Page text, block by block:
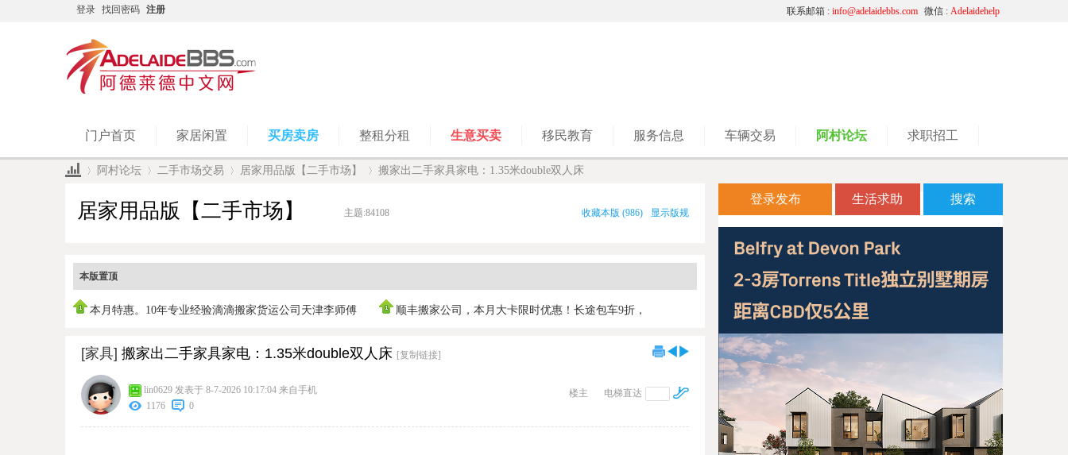
登录 找回密码 注册 微信 : Adelaidehelp
联系邮箱 : info@adelaidebbs.com
门户首页 家居闲置 买房卖房 整租分租 生意买卖 移民教育 服务信息 车辆交易 阿村论坛 求职招工
阿村论坛 二手市场交易 居家用品版【二手市场】 搬家出二手家具家电：1.35米double双人床
居家用品版【二手市场】 主题:84108 显示版规
收藏本版 (986)
本版置顶
本月特惠。10年专业经验滴滴搬家货运公司天津李师傅 顺丰搬家公司，本月大卡限时优惠！长途包车9折，
[家具] 搬家出二手家具家电：1.35米double双人床 [复制链接]
电梯直达
楼主
lin0629 发表于 8-7-2026 10:17:04 来自手机
1176
0
登录发布 生活求助 搜索